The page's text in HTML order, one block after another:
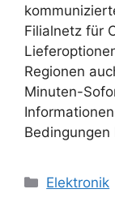
Filialnetz für
Regionen
Minuten-
Categories
Elektronik